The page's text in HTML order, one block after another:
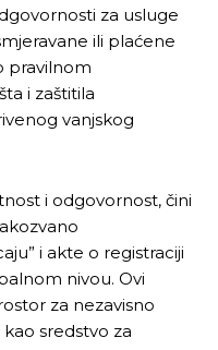
za usluge
ili plaćene
pravilnom
i zaštitila
vanjskog
i odgovornost, čini
i akte o registraciji
nivou. Ovi
za nezavisno
sredstvo za